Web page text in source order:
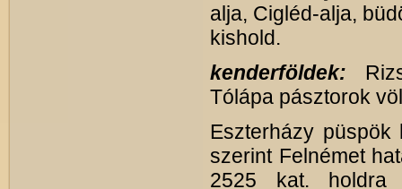
alja, Cigléd-alja,
kishold.
kenderföldek:
Tólápa pásztorok
Eszterházy püspök
szerint Felnémet
2525 kat. holdra